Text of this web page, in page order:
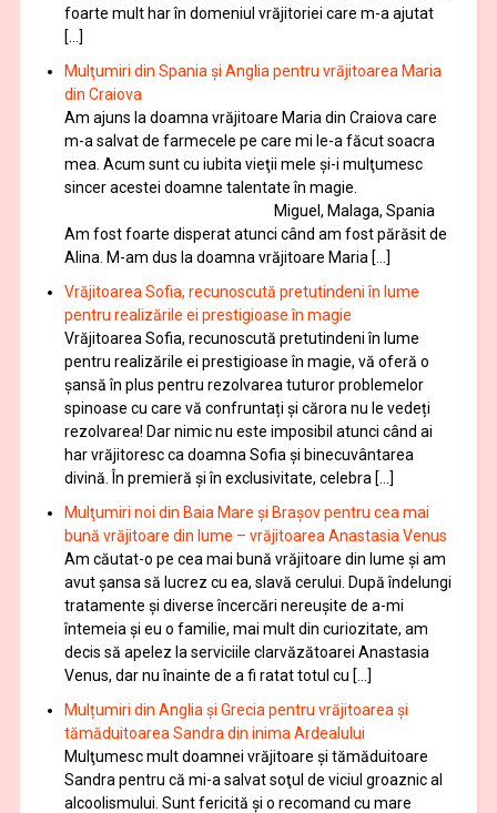
foarte mult har în domeniul vrăjitoriei care m-a ajutat
[…]
Mulţumiri din Spania şi Anglia pentru vrăjitoarea Maria
din Craiova
Am ajuns la doamna vrăjitoare Maria din Craiova care
m-a salvat de farmecele pe care mi le-a făcut soacra
mea. Acum sunt cu iubita vieţii mele şi-i mulţumesc
sincer acestei doamne talentate în magie.
Miguel, Malaga, Spania
Am fost foarte disperat atunci când am fost părăsit de
Alina. M-am dus la doamna vrăjitoare Maria […]
Vrăjitoarea Sofia, recunoscută pretutindeni în lume
pentru realizările ei prestigioase în magie
Vrăjitoarea Sofia, recunoscută pretutindeni în lume
pentru realizările ei prestigioase în magie, vă oferă o
şansă în plus pentru rezolvarea tuturor problemelor
spinoase cu care vă confruntați și cărora nu le vedeți
rezolvarea! Dar nimic nu este imposibil atunci când ai
har vrăjitoresc ca doamna Sofia şi binecuvântarea
divină. În premieră şi în exclusivitate, celebra […]
Mulţumiri noi din Baia Mare și Brașov pentru cea mai
bună vrăjitoare din lume – vrăjitoarea Anastasia Venus
Am căutat-o pe cea mai bună vrăjitoare din lume și am
avut șansa să lucrez cu ea, slavă cerului. După îndelungi
tratamente şi diverse încercări nereușite de a-mi
întemeia şi eu o familie, mai mult din curiozitate, am
decis să apelez la serviciile clarvăzătoarei Anastasia
Venus, dar nu înainte de a fi ratat totul cu […]
Mulțumiri din Anglia și Grecia pentru vrăjitoarea și
tămăduitoarea Sandra din inima Ardealului
Mulţumesc mult doamnei vrăjitoare și tămăduitoare
Sandra pentru că mi-a salvat soţul de viciul groaznic al
alcoolismului. Sunt fericită și o recomand cu mare